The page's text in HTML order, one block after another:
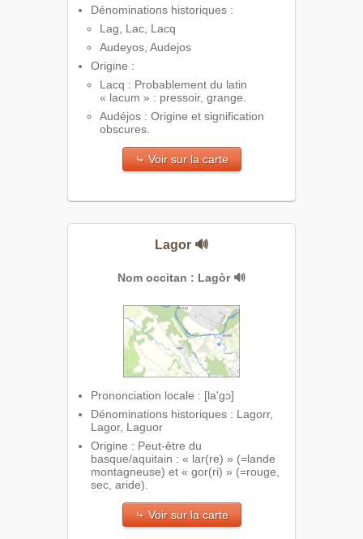
Dénominations historiques :
Lag, Lac, Lacq
Audeyos, Audejos
Origine :
Lacq : Probablement du latin
« lacum » : pressoir, grange.
Audéjos : Origine et signification
obscures.
⤷ Voir sur la carte
Lagor 🔊
Nom occitan : Lagòr 🔊
Prononciation locale : [la'gɔ]
Dénominations historiques : Lagorr,
Lagor, Laguor
Origine : Peut-être du
basque/aquitain : « lar(re) » (=lande
montagneuse) et « gor(ri) » (=rouge,
sec, aride).
⤷ Voir sur la carte